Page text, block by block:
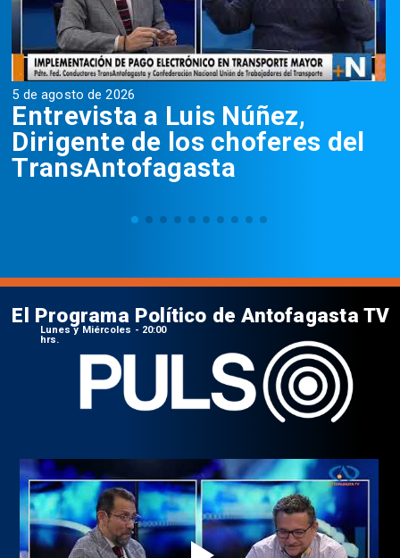
5 de agosto de 2026
Entrevista a Luis Núñez,
Dirigente de los choferes del
TransAntofagasta
El Programa Político de Antofagasta TV
Lunes y Miércoles - 20:00
hrs.